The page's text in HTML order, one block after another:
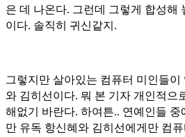
은 데 나온다. 그런데 그렇게 합성해
이다. 솔직히 귀신같지.
그렇지만 살아있는 컴퓨터 미인들
와 김히선이다. 뭐 본 기자 개인적으
해없기 바란다. 하여튼.. 연예인들
만 유독 항신혜와 김히선에게만 컴